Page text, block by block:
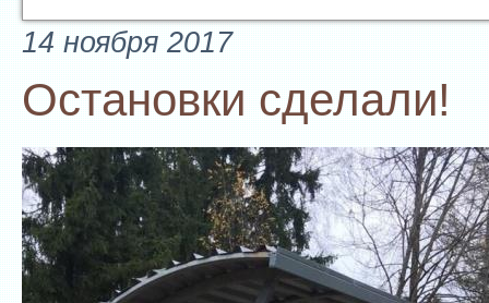
14 ноября 2017
Остановки сделали!